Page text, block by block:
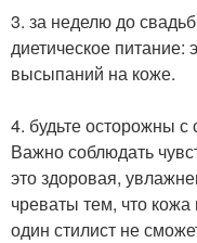
3. за неделю до
диетическое питание:
высыпаний на коже.
4. будьте осторожны
Важно соблюдать
это здоровая,
чреваты тем, что
один стилист не